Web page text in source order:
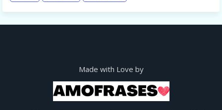
Made with Love by